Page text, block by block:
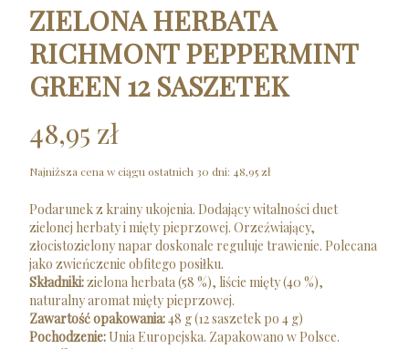
ZIELONA HERBATA
RICHMONT PEPPERMINT
GREEN 12 SASZETEK
48,95 zł
Najniższa cena w ciągu ostatnich 30 dni: 48,95 zł
Podarunek z krainy ukojenia. Dodający witalności duet
zielonej herbaty i mięty pieprzowej. Orzeźwiający,
złocistozielony napar doskonale reguluje trawienie. Polecana
jako zwieńczenie obfitego posiłku.
Składniki:zielona herbata (58 %), liście mięty (40 %),
naturalny aromat mięty pieprzowej.
Zawartość opakowania:48 g (12 saszetek po 4 g)
Pochodzenie: Unia Europejska. Zapakowano w Polsce.